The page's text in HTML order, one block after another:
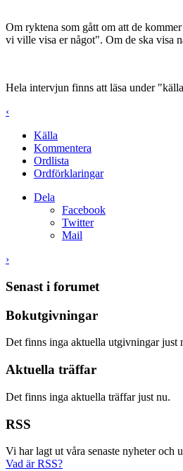
Om ryktena som gått om att de
vi ville visa er något". Om de ska visa
Hela intervjun finns att läsa under
‹
Källa
Kommentera
Ordlista
Ordförklaringar
Dela
Facebook
Twitter
Mail
›
Senast i forumet
Bokutgivningar
Det finns inga aktuella utgivningar just
Aktuella träffar
Det finns inga aktuella träffar just nu.
RSS
Vi har lagt ut våra senaste nyheter och
Vad är RSS?